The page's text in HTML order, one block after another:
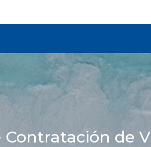
Contratación de